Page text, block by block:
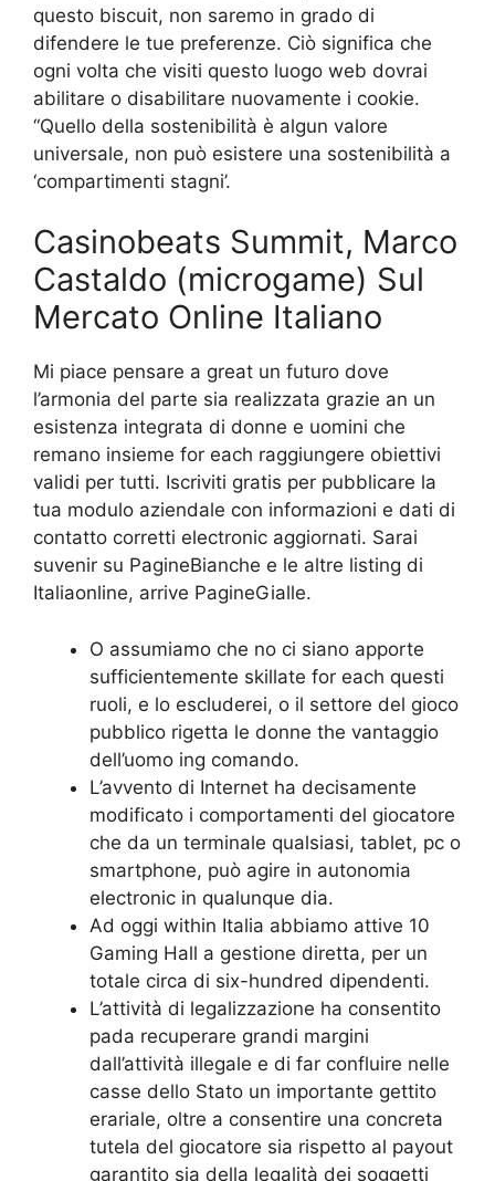
questo biscuit, non saremo in grado di
difendere le tue preferenze. Ciò significa che
ogni volta che visiti questo luogo web dovrai
abilitare o disabilitare nuovamente i cookie.
“Quello della sostenibilità è algun valore
universale, non può esistere una sostenibilità a
‘compartimenti stagni’.
Casinobeats Summit, Marco
Castaldo (microgame) Sul
Mercato Online Italiano
Mi piace pensare a great un futuro dove
l’armonia del parte sia realizzata grazie an un
esistenza integrata di donne e uomini che
remano insieme for each raggiungere obiettivi
validi per tutti. Iscriviti gratis per pubblicare la
tua modulo aziendale con informazioni e dati di
contatto corretti electronic aggiornati. Sarai
suvenir su PagineBianche e le altre listing di
Italiaonline, arrive PagineGialle.
O assumiamo che no ci siano apporte
sufficientemente skillate for each questi
ruoli, e lo escluderei, o il settore del gioco
pubblico rigetta le donne the vantaggio
dell’uomo ing comando.
L’avvento di Internet ha decisamente
modificato i comportamenti del giocatore
che da un terminale qualsiasi, tablet, pc o
smartphone, può agire in autonomia
electronic in qualunque dia.
Ad oggi within Italia abbiamo attive 10
Gaming Hall a gestione diretta, per un
totale circa di six-hundred dipendenti.
L’attività di legalizzazione ha consentito
pada recuperare grandi margini
dall’attività illegale e di far confluire nelle
casse dello Stato un importante gettito
erariale, oltre a consentire una concreta
tutela del giocatore sia rispetto al payout
garantito sia della legalità dei soggetti